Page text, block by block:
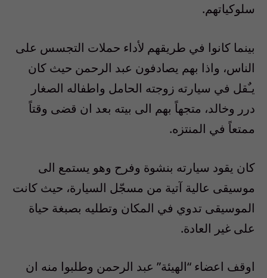
سلوكياتهم.
بينما كانوا في طريقهم لأداء حملات التجسس على
الناس، واذا بهم يصادفون عبد الرحمن حيث كان
يـٌقل في سيارته زوجته الحامل واطفاله الصغار
درر وخالد، متجهاً بهم الى بيته بعد ان قضى وقتاً
ممتعاً في المنتزه.
كان يقود سيارته بنشوة وفرح وهو يستمع الى
موسيقى عالية آتية من مسجّل السيارة، حيث كانت
الموسيقى تدوي في المكان وتطليه بصبغة حياة
على غير العادة.
اوقف اعضاء “الهيئة” عبد الرحمن وطلبوا منه ان